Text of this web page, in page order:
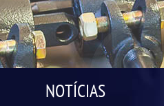
NOTÍCIAS